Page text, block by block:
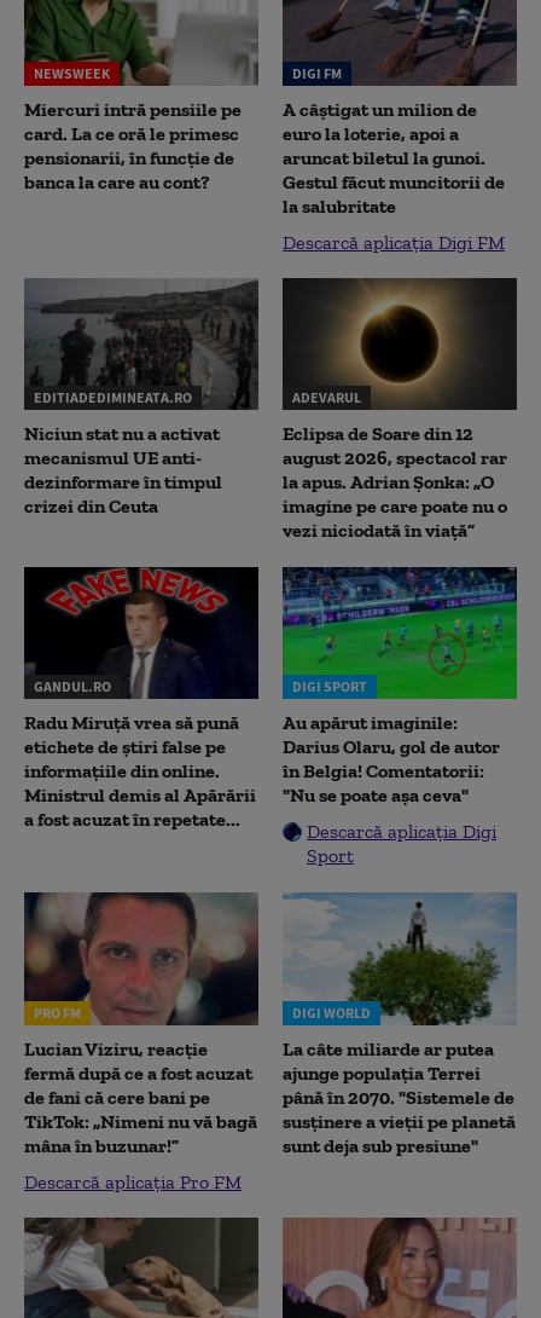
NEWSWEEK
Miercuri intră pensiile pe
card. La ce oră le primesc
pensionarii, în funcție de
banca la care au cont?
DIGI FM
A câștigat un milion de
euro la loterie, apoi a
aruncat biletul la gunoi.
Gestul făcut muncitorii de
la salubritate
Descarcă aplicația Digi FM
EDITIADEDIMINEATA.RO
Niciun stat nu a activat
mecanismul UE anti-
dezinformare în timpul
crizei din Ceuta
ADEVARUL
Eclipsa de Soare din 12
august 2026, spectacol rar
la apus. Adrian Șonka: „O
imagine pe care poate nu o
vezi niciodată în viață”
GANDUL.RO
Radu Miruţă vrea să pună
etichete de știri false pe
informațiile din online.
Ministrul demis al Apărării
a fost acuzat în repetate...
DIGI SPORT
Au apărut imaginile:
Darius Olaru, gol de autor
în Belgia! Comentatorii:
"Nu se poate așa ceva"
Descarcă aplicația Digi
Sport
PRO FM
Lucian Viziru, reacție
fermă după ce a fost acuzat
de fani că cere bani pe
TikTok: „Nimeni nu vă bagă
mâna în buzunar!”
Descarcă aplicația Pro FM
DIGI WORLD
La câte miliarde ar putea
ajunge populația Terrei
până în 2070. "Sistemele de
susținere a vieții pe planetă
sunt deja sub presiune"